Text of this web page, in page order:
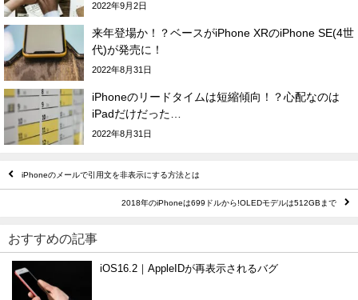
2022年9月2日
来年登場か！？ベースがiPhone XRのiPhone SE(4世
代)が発売に！
2022年8月31日
iPhoneのリードタイムは短縮傾向！？心配なのは
iPadだけだった…
2022年8月31日
iPhoneのメールで引用文を非表示にする方法とは
2018年のiPhoneは699ドルから!OLEDモデルは512GBまで
おすすめの記事
iOS16.2｜AppleIDが再表示されるバグ